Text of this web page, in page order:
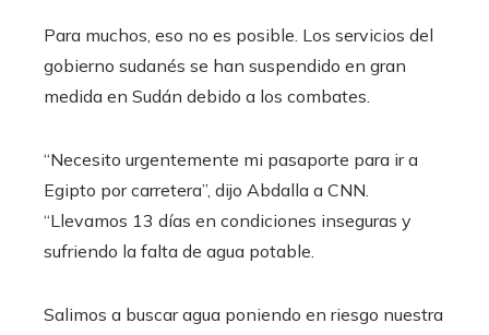
Para muchos, eso no es posible. Los servicios del
gobierno sudanés se han suspendido en gran
medida en Sudán debido a los combates.
“Necesito urgentemente mi pasaporte para ir a
Egipto por carretera”, dijo Abdalla a CNN.
“Llevamos 13 días en condiciones inseguras y
sufriendo la falta de agua potable.
Salimos a buscar agua poniendo en riesgo nuestra